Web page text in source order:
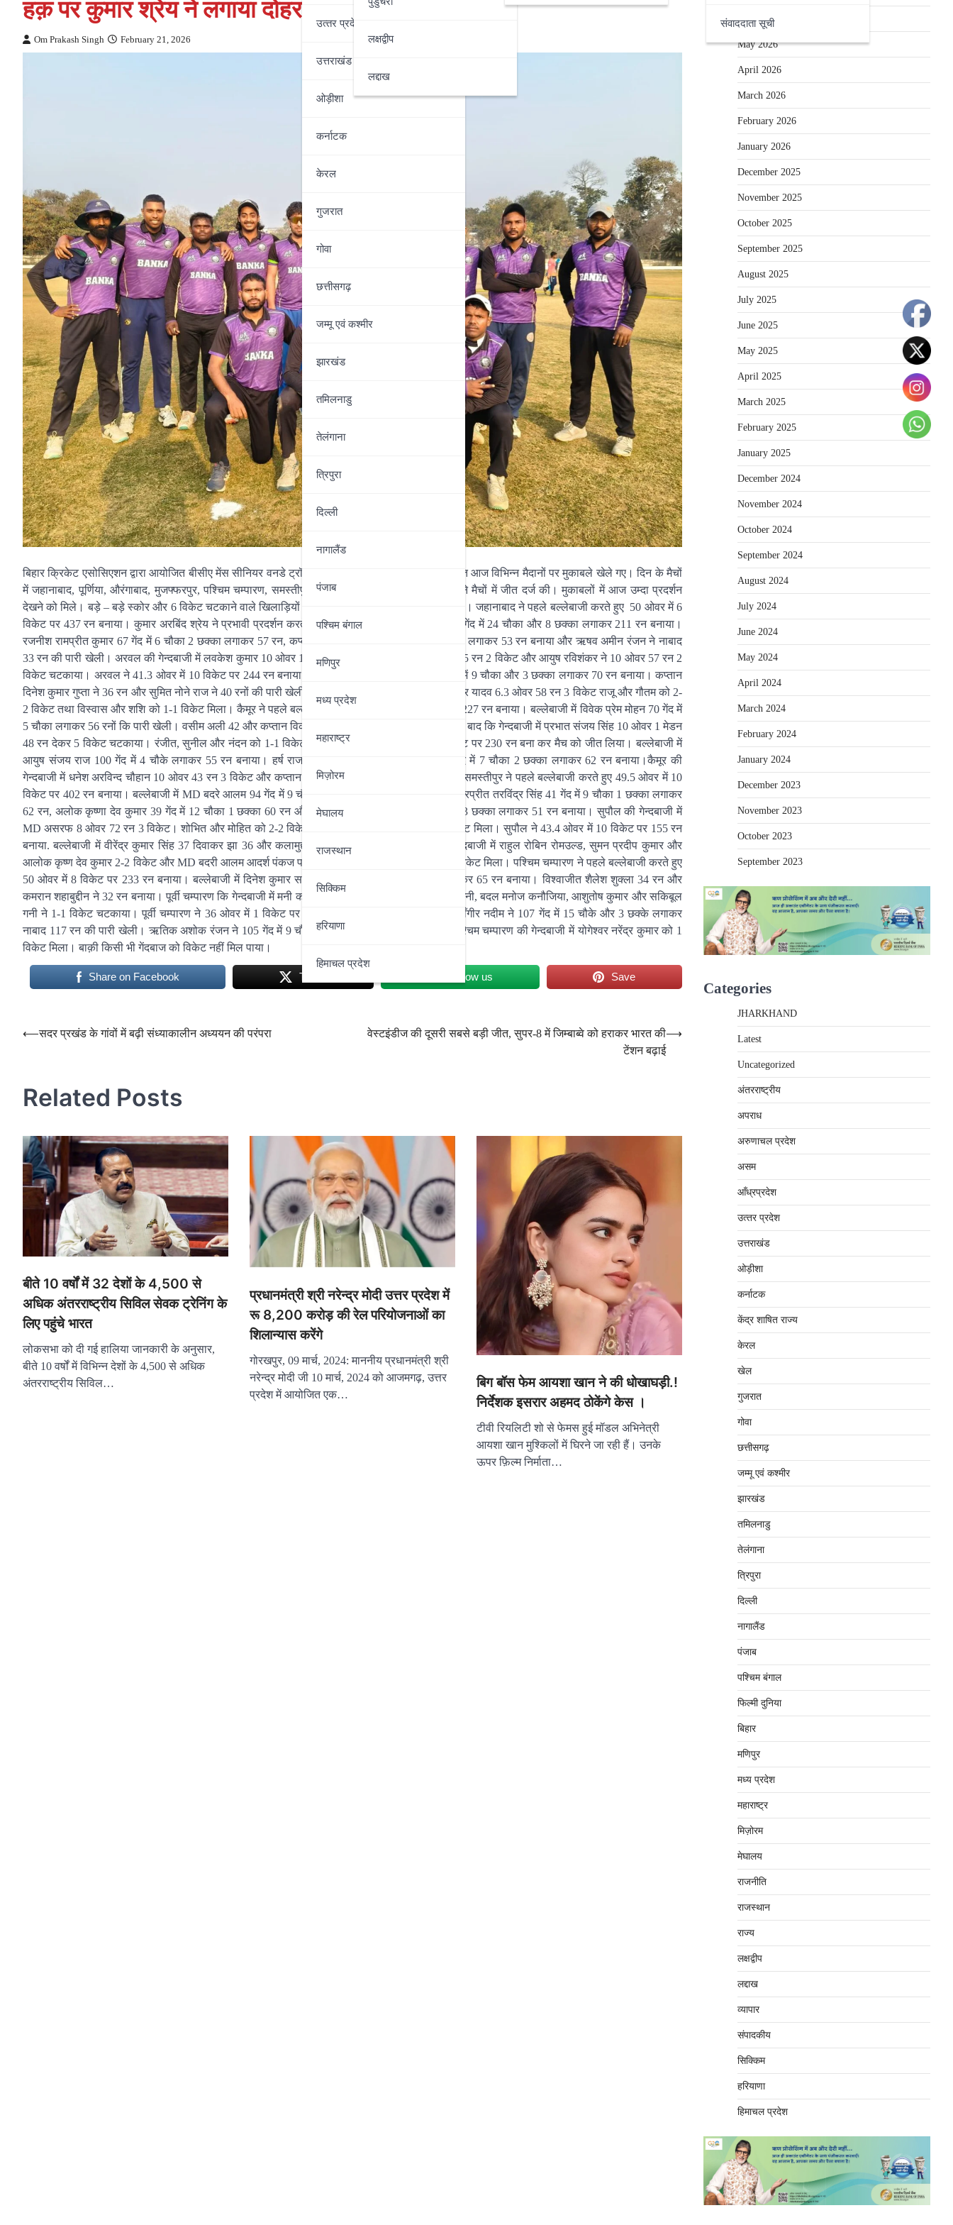
उत्‍तर प्रदेश
उत्तराखंड
ओड़ीशा
कर्नाटक
केरल
गुजरात
गोवा
छत्तीसगढ़
जम्‍मू एवं कश्‍मीर
झारखंड
तमिलनाडु
तेलंगाना
त्रिपुरा
दिल्‍ली
नागालैंड
पंजाब
पश्चिम बंगाल
मणिपुर
मध्‍य प्रदेश
महाराष्‍ट्र
मिज़ोरम
मेघालय
राजस्थान
सिक्किम
हरियाणा
हिमाचल प्रदेश
लक्षद्वीप
लद्दाख
संवाददाता सूची
हक़ पर कुमार श्रेय ने लगाया दोहरा शतक
Om Prakash Singh February 21, 2026
बिहार क्रिकेट एसोसिएशन द्वारा आयोजित बीसीए मेंस सीनियर वनडे ट्रॉफी (लिस्ट A) सीजन 2025-26 के अंतर्गत आज विभिन्न मैदानों पर मुकाबले खेले गए। दिन के मैचों
में जहानाबाद, पूर्णिया, औरंगाबाद, मुजफ्फरपुर, पश्चिम चम्पारण, समस्तीपुर और लखीसराय की टीमों ने अपने-अपने मैचों में जीत दर्ज की। मुकाबलों में आज उम्दा प्रदर्शन
देखने को मिले। बड़े – बड़े स्कोर और 6 विकेट चटकाने वाले खिलाड़ियों ने अपने प्रदर्शन से सबको प्रभावित किया। जहानाबाद ने पहले बल्लेबाजी करते हुए 50 ओवर में 6
विकेट पर 437 रन बनाया। कुमार अरबिंद श्रेय ने प्रभावी प्रदर्शन करते हुए दोहरा शतक लगाया। श्रेय ने 141 गेंद में 24 चौका और 8 छक्का लगाकर 211 रन बनाया।
रजनीश रामप्रीत कुमार 67 गेंद में 6 चौका 2 छक्का लगाकर 57 रन, कप्तान संतोष नाथून कुमार 31 गेंद में 9 चौका लगाकर 53 रन बनाया और ऋषव अमीन रंजन ने नाबाद
33 रन की पारी खेली। अरवल की गेन्दबाजी में लवकेश कुमार 10 ओवर 103 रन 2 विकेट, आयुष नोने 10 ओवर 105 रन 2 विकेट और आयुष रविशंकर ने 10 ओवर 57 रन 2
विकेट चटकाया। अरवल ने 41.3 ओवर में 10 विकेट पर 244 रन बनाया। बल्लेबाजी में आयुष रविशंकर ने 55 गेंद में 9 चौका और 3 छक्का लगाकर 70 रन बनाया। कप्तान
दिनेश कुमार गुप्ता ने 36 रन और सुमित नोने राज ने 40 रनों की पारी खेली। जहानाबाद की गेन्दबाजी में जितिन कुमार यादव 6.3 ओवर 58 रन 3 विकेट राजू और गौतम को 2-
2 विकेट तथा विस्वास और शशि को 1-1 विकेट मिला। कैमूर ने पहले बल्लेबाजी करते हुए 50 ओवर में 8 विकेट पर 227 रन बनाया। बल्लेबाजी में विवेक प्रेम मोहन 70 गेंद में
5 चौका लगाकर 56 रनों कि पारी खेली। वसीम अली 42 और कप्तान विकास कुमार पटेल ने 24 बनाया। औरंगाबाद बाद कि गेन्दबाजी में प्रभात संजय सिंह 10 ओवर 1 मेडन
48 रन देकर 5 विकेट चटकाया। रंजीत, सुनील और नंदन को 1-1 विकेट मिला। औरंगाबाद ने 45 ओवर में 5 विकेट पर 230 रन बना कर मैच को जीत लिया। बल्लेबाजी में
आयुष संजय राज 100 गेंद में 4 चौके लगाकर 55 रन बनाया। हर्ष राज पुरु ने 44 और हर्ष हरेंद्र गिरी ने 55 गेंद में 7 चौका 2 छक्का लगाकर 62 रन बनाया।कैमूर की
गेन्दबाजी में धनेश अरविन्द चौहान 10 ओवर 43 रन 3 विकेट और कप्तान विकास कुमार पटेल को 2 विकेट मिला। समस्तीपुर ने पहले बल्लेबाजी करते हुए 49.5 ओवर में 10
विकेट पर 402 रन बनाया। बल्लेबाजी में MD बदरे आलम 94 गेंद में 9 चौका 4 छक्का लगाकर 111 रन बनाया। हरप्रीत तरविंद्र सिंह 41 गेंद में 9 चौका 1 छक्का लगाकर
62 रन, अलोक कृष्णा देव कुमार 39 गेंद में 12 चौका 1 छक्का 60 रन और आदर्श पंकज प्रशर 35 गेंद में 4 चौका 3 छक्का लगाकर 51 रन बनाया। सुपौल की गेन्दबाजी में
MD असरफ 8 ओवर 72 रन 3 विकेट। शोभित और मोहित को 2-2 विकेट एवं विनित और कमालूद्दीन को 1-1 विकेट मिला। सुपौल ने 43.4 ओवर में 10 विकेट पर 155 रन
बनाया. बल्लेबाजी में वीरेंद्र कुमार सिंह 37 दिवाकर झा 36 और कलामुद्दीन ने 20 रन बनाया। समस्तीपुर की गेन्दबाजी में राहुल रोबिन रोमउल्ड, सुमन प्रदीप कुमार और
आलोक कृष्ण देव कुमार 2-2 विकेट और MD बदरी आलम आदर्श पंकज पाराशर और सुधीर जनार्दन कुमारको 1-1 विकेट मिला। पश्चिम चम्पारण ने पहले बल्लेबाजी करते हुए
50 ओवर में 8 विकेट पर 233 रन बनाया। बल्लेबाजी में दिनेश कुमार साह 90 गेंद में 2 चौका और 2 छक्का लगाकर 65 रन बनाया। विश्वाजीत शैलेश शुक्ला 34 रन और
कमरान शहाबुद्दीन ने 32 रन बनाया। पूर्वी चम्पारण कि गेन्दबाजी में मनी कौशल कांत 2 विकेट तथा मोहम्मद फैशल गनी, बदल मनोज कनौजिया, आशुतोष कुमार और सकिबूल
गनी ने 1-1 विकेट चटकाया। पूर्वी चम्पारण ने 36 ओवर में 1 विकेट पर 234 रन बनाया। बल्लेबाजी में युशुफ जहाँगीर नदीम ने 107 गेंद में 15 चौके और 3 छक्के लगाकर
नाबाद 117 रन की पारी खेली। ऋतिक अशोक रंजन ने 105 गेंद में 9 चौका 3 छक्का लगाकर 94 रन बनाया। पश्चिम चम्पारण की गेन्दबाजी में योगेश्वर नरेंद्र कुमार को 1
विकेट मिला। बाक़ी किसी भी गेंदबाज को विकेट नहीं मिल पाया।
Share on Facebook Tweet Follow us Save
Post
⟵सदर प्रखंड के गांवों में बढ़ी संध्याकालीन अध्ययन की परंपरा
वेस्टइंडीज की दूसरी सबसे बड़ी जीत, सुपर-8 में जिम्बाब्वे को हराकर भारत की
टेंशन बढ़ाई
⟶
Related Posts
बीते 10 वर्षों में 32 देशों के 4,500 से
अधिक अंतरराष्ट्रीय सिविल सेवक ट्रेनिंग के
लिए पहुंचे भारत
लोकसभा को दी गई हालिया जानकारी के अनुसार,
बीते 10 वर्षों में विभिन्न देशों के 4,500 से अधिक
अंतरराष्ट्रीय सिविल…
प्रधानमंत्री श्री नरेन्द्र मोदी उत्तर प्रदेश में
रू 8,200 करोड़ की रेल परियोजनाओं का
शिलान्यास करेंगे
गोरखपुर, 09 मार्च, 2024: माननीय प्रधानमंत्री श्री
नरेन्द्र मोदी जी 10 मार्च, 2024 को आजमगढ़, उत्तर
प्रदेश में आयोजित एक…
बिग बॉस फेम आयशा खान ने की धोखाघड़ी.!
निर्देशक इसरार अहमद ठोकेंगे केस ।
टीवी रियलिटी शो से फेमस हुई मॉडल अभिनेत्री
आयशा खान मुश्किलों में घिरने जा रही हैं। उनके
ऊपर फ़िल्म निर्माता…
June 2026
May 2026
April 2026
March 2026
February 2026
January 2026
December 2025
November 2025
October 2025
September 2025
August 2025
July 2025
June 2025
May 2025
April 2025
March 2025
February 2025
January 2025
December 2024
November 2024
October 2024
September 2024
August 2024
July 2024
June 2024
May 2024
April 2024
March 2024
February 2024
January 2024
December 2023
November 2023
October 2023
September 2023
Categories
JHARKHAND
Latest
Uncategorized
अंतरराष्‍ट्रीय
अपराध
अरुणाचल प्रदेश
असम
आँध्रप्रदेश
उत्‍तर प्रदेश
उत्तराखंड
ओड़ीशा
कर्नाटक
केंद्र शाषित राज्य
केरल
खेल
गुजरात
गोवा
छत्तीसगढ़
जम्‍मू एवं कश्‍मीर
झारखंड
तमिलनाडु
तेलंगाना
त्रिपुरा
दिल्‍ली
नागालैंड
पंजाब
पश्चिम बंगाल
फिल्मी दुनिया
बिहार
मणिपुर
मध्‍य प्रदेश
महाराष्‍ट्र
मिज़ोरम
मेघालय
राजनीति
राजस्थान
राज्य
लक्षद्वीप
लद्दाख
व्यापार
संपादकीय
सिक्किम
हरियाणा
हिमाचल प्रदेश